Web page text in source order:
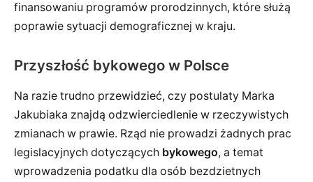
finansowaniu programów prorodzinnych, które służą
poprawie sytuacji demograficznej w kraju.
Przyszłość bykowego w Polsce
Na razie trudno przewidzieć, czy postulaty Marka
Jakubiaka znajdą odzwierciedlenie w rzeczywistych
zmianach w prawie. Rząd nie prowadzi żadnych prac
legislacyjnych dotyczących bykowego, a temat
wprowadzenia podatku dla osób bezdzietnych